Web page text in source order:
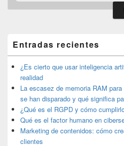
widget
barra
lateral
primaria
Entradas recientes
¿Es cierto que usar inteligencia
realidad
La escasez de memoria RAM
se han disparado y qué significa
¿Qué es el RGPD y cómo
Qué es el factor humano en
Marketing de contenidos: cómo
clientes